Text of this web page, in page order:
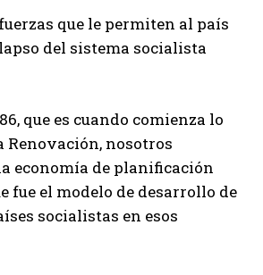
que le permiten al país
del sistema socialista
que es cuando comienza lo
Renovación, nosotros
economía de planificación
fue el modelo de desarrollo de
socialistas en esos